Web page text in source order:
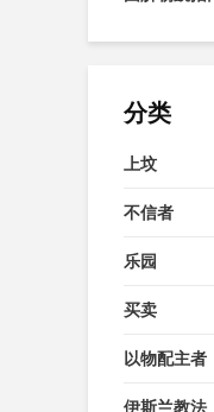
分类
上坟
不信者
乐园
买卖
以物配主者
伊斯兰教法